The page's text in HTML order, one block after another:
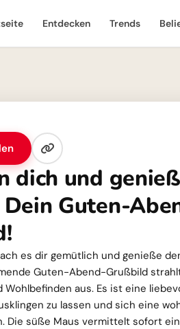
Entdecken Trends
dich und
Guten-
es dir gemütlich und genieße
Guten-Abend-Grußbild
aus. Es ist eine
zu lassen und sich eine
Die süße Maus vermittelt sofort